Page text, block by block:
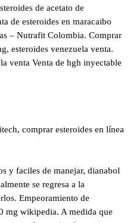
de acetato de
de esteroides en maracaibo
– Nutrafit Colombia. Comprar
esteroides venezuela venta.
venta Venta de hgh inyectable
comprar esteroides en línea
y faciles de manejar, dianabol
se regresa a la
Empeoramiento de
mg wikipedia. A medida que